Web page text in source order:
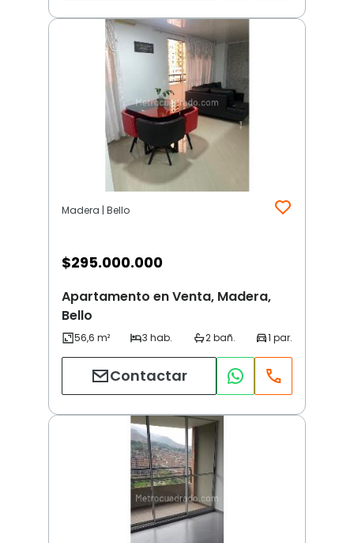
Madera | Bello
$295.000.000
Apartamento en Venta, Madera,
Bello
Contactar